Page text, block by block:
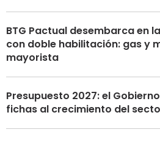
BTG Pactual desembarca en
con doble habilitación: gas y
mayorista
Presupuesto 2027: el
fichas al crecimiento del